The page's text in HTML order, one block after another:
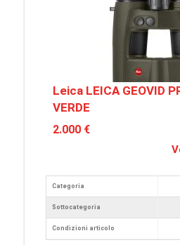
Leica LEICA GEOVID
VERDE
2.000 €
Categoria
Sottocategoria
Condizioni articolo